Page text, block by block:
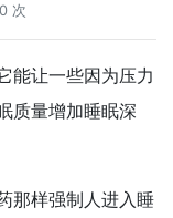
次
能让一些因为压力
质量增加睡眠深
那样强制人进入睡